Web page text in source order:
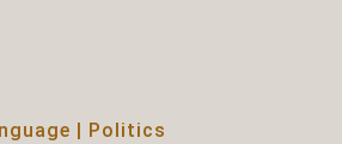
Politics